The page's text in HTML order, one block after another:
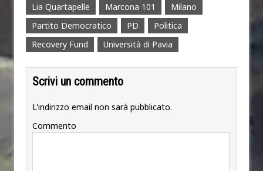
Lia Quartapelle
Marcona 101
Milano
Partito Democratico
PD
Politica
Recovery Fund
Università di Pavia
Scrivi un commento
L'indirizzo email non sarà pubblicato.
Commento